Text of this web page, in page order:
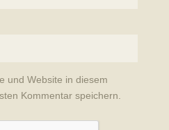
und Website in diesem
Kommentar speichern.